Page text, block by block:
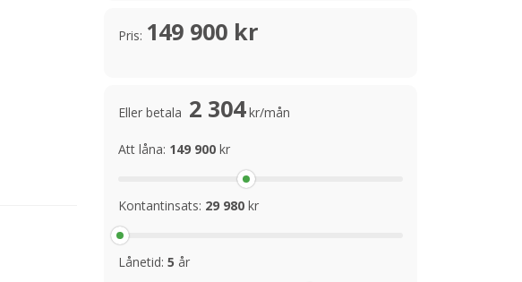
Pris: 149 900 kr
Eller betala 2 304kr/mån
Att låna: 149 900 kr
Kontantinsats: 29 980 kr
Lånetid: 5 år